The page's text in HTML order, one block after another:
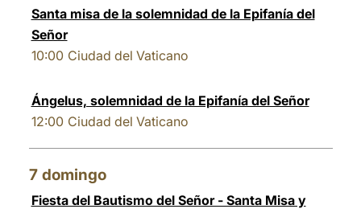
Santa misa de la solemnidad de la Epifanía del
Señor
10:00 Ciudad del Vaticano
Ángelus, solemnidad de la Epifanía del Señor
12:00 Ciudad del Vaticano
7 domingo
Fiesta del Bautismo del Señor - Santa Misa y